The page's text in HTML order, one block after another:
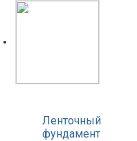
Ленточный
фундамент